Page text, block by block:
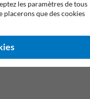
les paramètres de tous
placerons que des cookies